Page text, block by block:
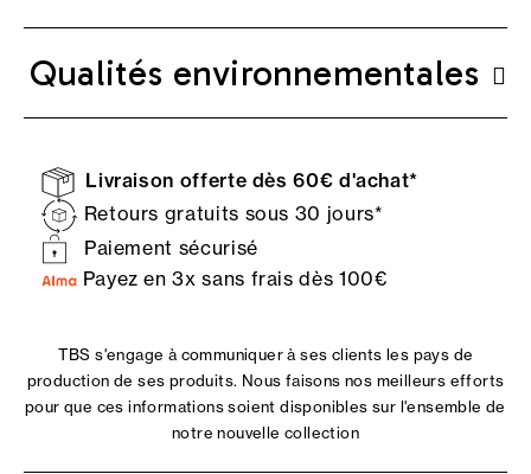
Qualités environnementales
Livraison offerte dès 60€ d'achat*
Retours gratuits sous 30 jours*
Paiement sécurisé
Payez en 3x sans frais dès 100€
TBS s'engage à communiquer à ses clients les pays de
production de ses produits. Nous faisons nos meilleurs efforts
pour que ces informations soient disponibles sur l'ensemble de
notre nouvelle collection